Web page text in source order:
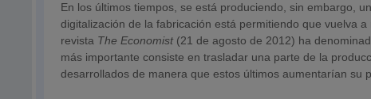
En los últimos tiempos, se está produciendo, sin embargo,
digitalización de la fabricación está permitiendo que vuelva
revista The Economist (21 de agosto de 2012) ha
más importante consiste en trasladar una parte de la
desarrollados de manera que estos últimos aumentarían su